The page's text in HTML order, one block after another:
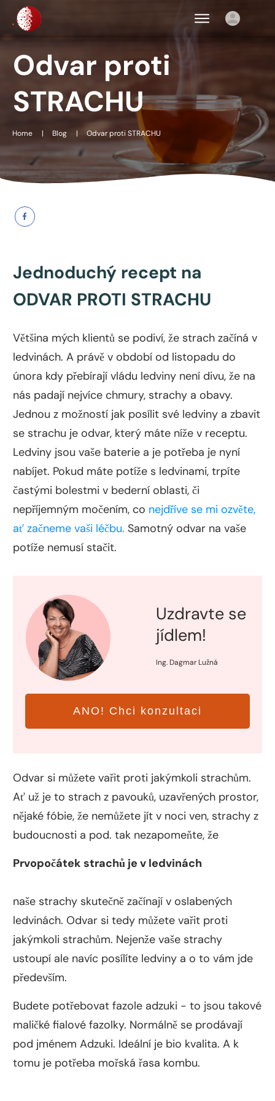
Odvar proti
STRACHU
Home | Blog | Odvar proti STRACHU
Jednoduchý recept na
ODVAR PROTI STRACHU
Většina mých klientů se podiví, že strach začíná v
ledvinách. A právě v období od listopadu do
února kdy přebírají vládu ledviny není divu, že na
nás padají nejvíce chmury, strachy a obavy.
Jednou z možností jak posílit své ledviny a zbavit
se strachu je odvar, který máte níže v receptu.
Ledviny jsou vaše baterie a je potřeba je nyní
nabíjet. Pokud máte potíže s ledvinami, trpíte
častými bolestmi v bederní oblasti, či
nepříjemným močením, co nejdříve se mi ozvěte,
ať začneme vaši léčbu. Samotný odvar na vaše
potíže nemusí stačit.
Uzdravte se
jídlem!
Ing. Dagmar Lužná
ANO! Chci konzultaci
Odvar si můžete vařit proti jakýmkoli strachům.
Ať už je to strach z pavouků, uzavřených prostor,
nějaké fóbie, že nemůžete jít v noci ven, strachy z
budoucnosti a pod. tak nezapomeňte, že
Prvopočátek strachů je v ledvinách
naše strachy skutečně začínají v oslabených
ledvinách. Odvar si tedy můžete vařit proti
jakýmkoli strachům. Nejenže vaše strachy
ustoupí ale navíc posílíte ledviny a o to vám jde
především.
Budete potřebovat fazole adzuki - to jsou takové
maličké fialové fazolky. Normálně se prodávají
pod jménem Adzuki. Ideální je bio kvalita. A k
tomu je potřeba mořská řasa kombu.